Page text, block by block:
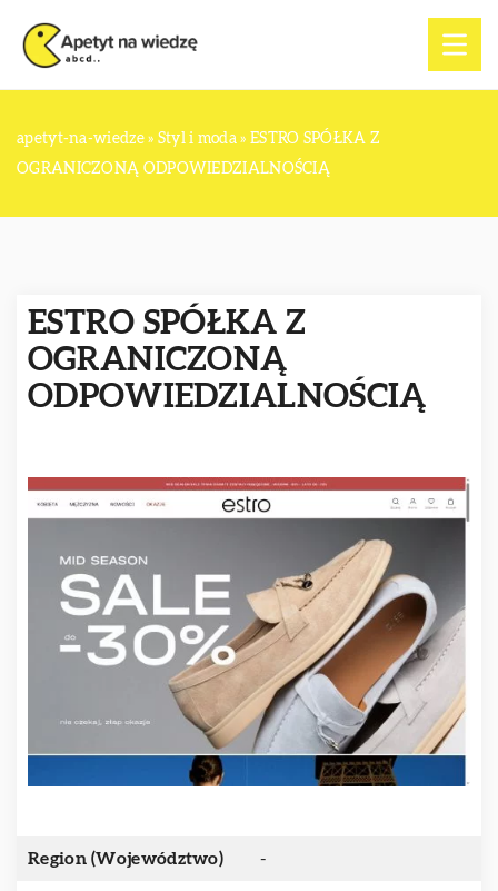
apetyt-na-wiedze» Styl i moda » ESTRO SPÓŁKA Z
OGRANICZONĄ ODPOWIEDZIALNOŚCIĄ
ESTRO SPÓŁKA Z
OGRANICZONĄ
ODPOWIEDZIALNOŚCIĄ
Region (Województwo) -